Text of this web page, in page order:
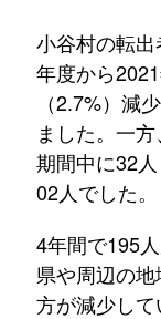
小谷村の転
年度から
（2.7%）減
ました。一
期間中に32
02人でした。
4年間で195
県や周辺の
方が減少して